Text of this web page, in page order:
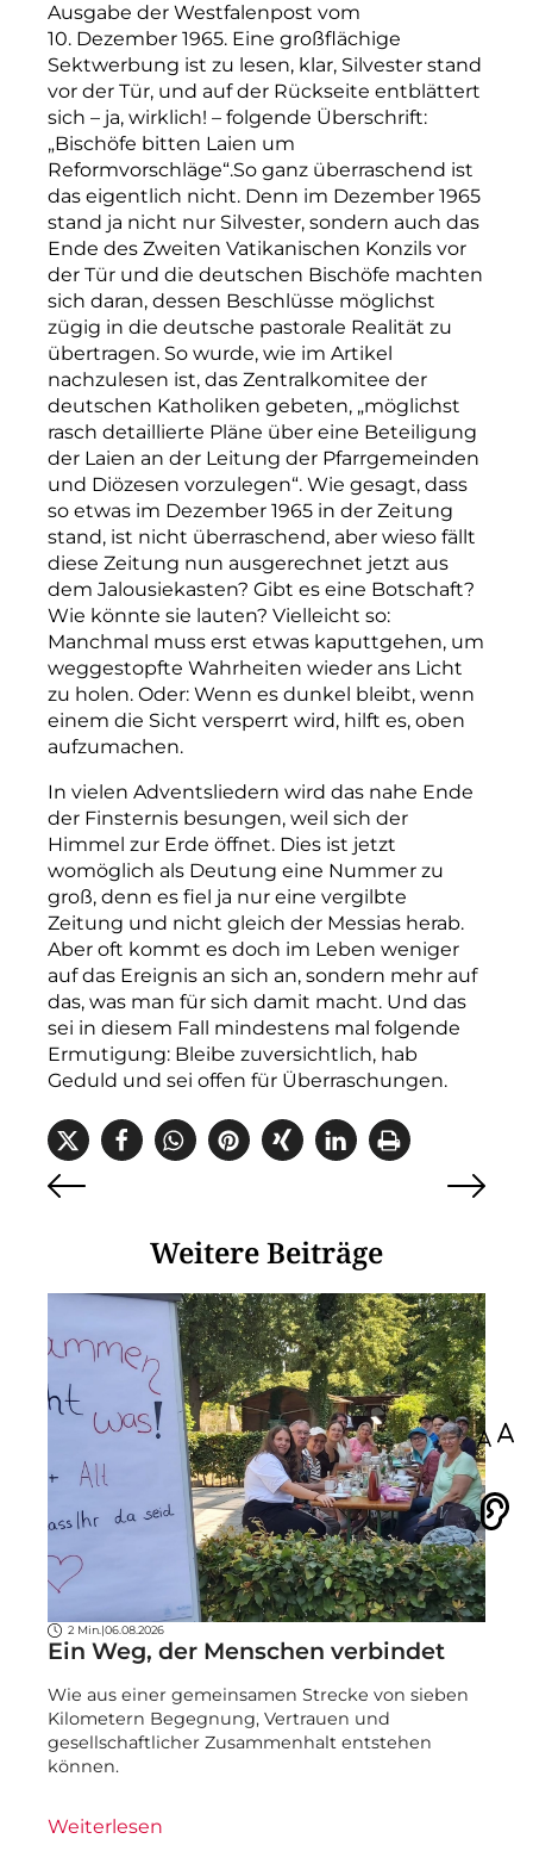
Ausgabe der Westfalenpost vom
10. Dezember 1965. Eine großflächige
Sektwerbung ist zu lesen, klar, Silvester stand
vor der Tür, und auf der Rückseite entblättert
sich – ja, wirklich! – folgende Überschrift:
„Bischöfe bitten Laien um
Reformvorschläge“.So ganz überraschend ist
das eigentlich nicht. Denn im Dezember 1965
stand ja nicht nur Silvester, sondern auch das
Ende des Zweiten Vatikanischen Konzils vor
der Tür und die deutschen Bischöfe machten
sich daran, dessen Beschlüsse möglichst
zügig in die deutsche pastorale Realität zu
übertragen. So wurde, wie im Artikel
nachzulesen ist, das Zentralkomitee der
deutschen Katholiken gebeten, „möglichst
rasch detaillierte Pläne über eine Beteiligung
der Laien an der Leitung der Pfarrgemeinden
und Diözesen vorzulegen“. Wie gesagt, dass
so etwas im Dezember 1965 in der Zeitung
stand, ist nicht überraschend, aber wieso fällt
diese Zeitung nun ausgerechnet jetzt aus
dem Jalousiekasten? Gibt es eine Botschaft?
Wie könnte sie lauten? Vielleicht so:
Manchmal muss erst etwas kaputtgehen, um
weggestopfte Wahrheiten wieder ans Licht
zu holen. Oder: Wenn es dunkel bleibt, wenn
einem die Sicht versperrt wird, hilft es, oben
aufzumachen.
In vielen Adventsliedern wird das nahe Ende
der Finsternis besungen, weil sich der
Himmel zur Erde öffnet. Dies ist jetzt
womöglich als Deutung eine Nummer zu
groß, denn es fiel ja nur eine vergilbte
Zeitung und nicht gleich der Messias herab.
Aber oft kommt es doch im Leben weniger
auf das Ereignis an sich an, sondern mehr auf
das, was man für sich damit macht. Und das
sei in diesem Fall mindestens mal folgende
Ermutigung: Bleibe zuversichtlich, hab
Geduld und sei offen für Überraschungen.
Weitere Beiträge
2 Min. |06.08.2026
Ein Weg, der Menschen verbindet
Wie aus einer gemeinsamen Strecke von sieben
Kilometern Begegnung, Vertrauen und
gesellschaftlicher Zusammenhalt entstehen
können.
Weiterlesen
100
Vorlesen